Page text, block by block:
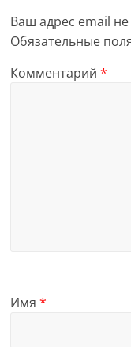
Ваш адрес email
Обязательные
Комментарий*
Имя*